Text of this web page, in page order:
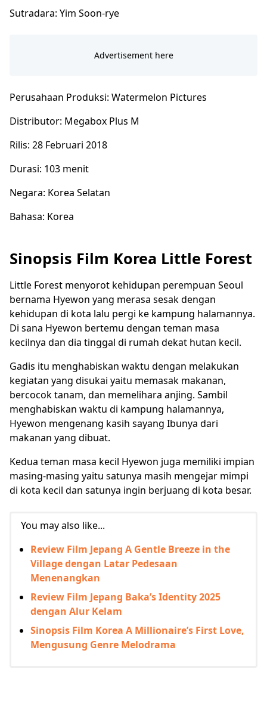
Sutradara: Yim Soon-rye
Perusahaan Produksi: Watermelon Pictures
Distributor: Megabox Plus M
Rilis: 28 Februari 2018
Durasi: 103 menit
Negara: Korea Selatan
Bahasa: Korea
Sinopsis Film Korea Little Forest
Little Forest menyorot kehidupan perempuan Seoul
bernama Hyewon yang merasa sesak dengan
kehidupan di kota lalu pergi ke kampung halamannya.
Di sana Hyewon bertemu dengan teman masa
kecilnya dan dia tinggal di rumah dekat hutan kecil.
Gadis itu menghabiskan waktu dengan melakukan
kegiatan yang disukai yaitu memasak makanan,
bercocok tanam, dan memelihara anjing. Sambil
menghabiskan waktu di kampung halamannya,
Hyewon mengenang kasih sayang Ibunya dari
makanan yang dibuat.
Kedua teman masa kecil Hyewon juga memiliki impian
masing-masing yaitu satunya masih mengejar mimpi
di kota kecil dan satunya ingin berjuang di kota besar.
You may also like...
Review Film Jepang A Gentle Breeze in the
Village dengan Latar Pedesaan
Menenangkan
Review Film Jepang Baka’s Identity 2025
dengan Alur Kelam
Sinopsis Film Korea A Millionaire’s First Love,
Mengusung Genre Melodrama